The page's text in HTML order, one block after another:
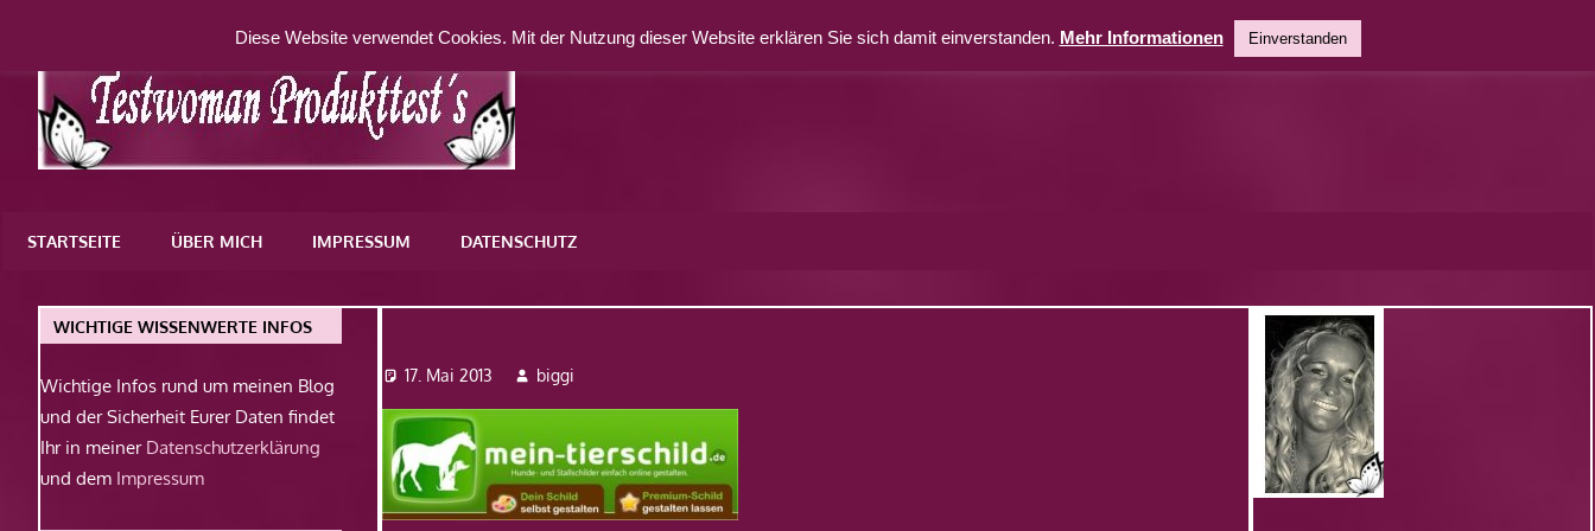
springen
WordPress-
STARTSEITE ÜBER MICH IMPRESSUM DATENSCHUTZ
17. Mai 2013 biggi
WICHTIGE WISSENWERTE INFOS
Wichtige Infos rund um meinen Blog
und der Sicherheit Eurer Daten findet
Ihr in meiner Datenschutzerklärung
und dem Impressum
Diese Website verwendet Cookies. Mit der Nutzung dieser Website erklären Sie sich damit einverstanden. Mehr Informationen Einverstanden